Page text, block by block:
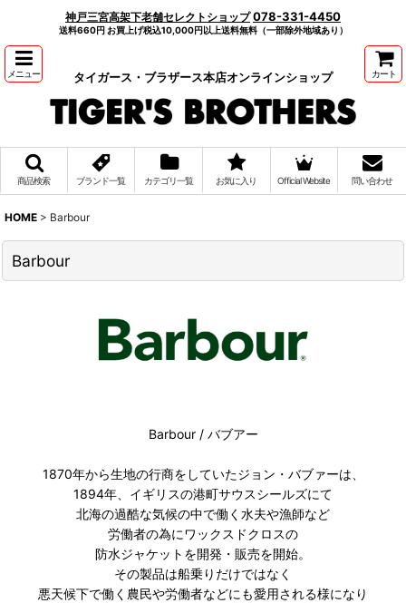
神戸三宮高架下老舗セレクトショップ 078-331-4450
送料660円 お買上げ税込10,000円以上送料無料（一部除外地域あり）
メニュー タイガース・ブラザース本店オンラインショップ カート
商品検索 ブランド一覧 カテゴリ一覧 お気に入り Official Website 問い合わせ
HOME > Barbour
Barbour
Barbour / バブアー
1870年から生地の行商をしていたジョン・バブァーは、
1894年、イギリスの港町サウスシールズにて
北海の過酷な気候の中で働く水夫や漁師など
労働者の為にワックスドクロスの
防水ジャケットを開発・販売を開始。
その製品は船乗りだけではなく
悪天候下で働く農民や労働者などにも愛用される様になり